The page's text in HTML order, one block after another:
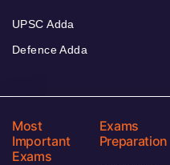
UPSC Adda
Defence Adda
Most
Important
Exams
Exams
Preparation